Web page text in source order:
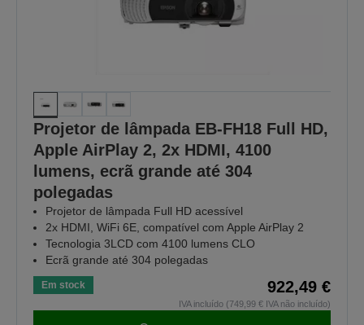
Projetor de lâmpada EB-FH18 Full HD,
Apple AirPlay 2, 2x HDMI, 4100
lumens, ecrã grande até 304
polegadas
Projetor de lâmpada Full HD acessível
2x HDMI, WiFi 6E, compatível com Apple AirPlay 2
Tecnologia 3LCD com 4100 lumens CLO
Ecrã grande até 304 polegadas
Em stock 922,49 €
IVA incluído (749,99 € IVA não incluído)